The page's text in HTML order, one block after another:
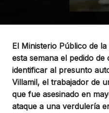
El Ministerio Público de
esta semana el pedido
identificar al presunto
Villamil, el trabajador de
que fue asesinado en
ataque a una verdulería